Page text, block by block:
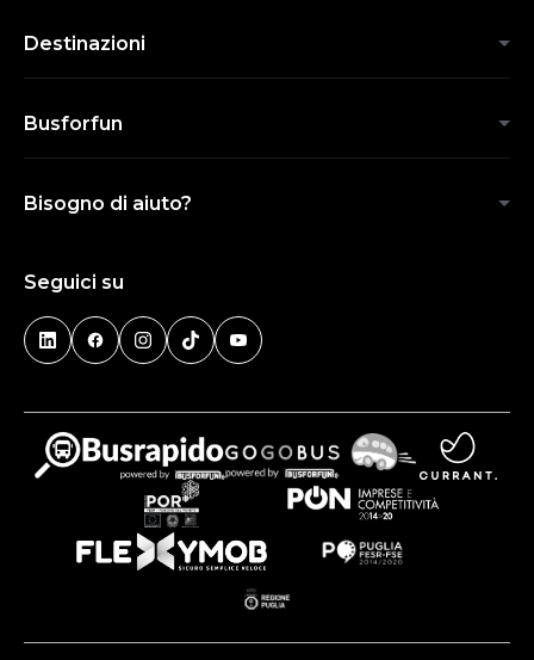
Destinazioni
Busforfun
Bisogno di aiuto?
Seguici su